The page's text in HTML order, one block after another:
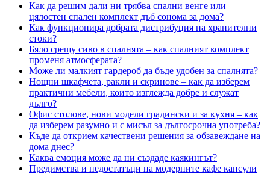
Как да решим дали ни трябва спални венге или
цялостен спален комплект дъб сонома за дома?
Как функционира добрата дистрибуция на хранителни
стоки?
Бяло срещу сиво в спалнята – как спалният комплект
променя атмосферата?
Може ли малкият гардероб да бъде удобен за спалнята?
Нощни шкафчета, ракли и скринове – как да изберем
практични мебели, които изглежда добре и служат
дълго?
Офис столове, нови модели градински и за кухня – как
да изберем разумно и с мисъл за дългосрочна употреба?
Къде да открием качествени решения за обзавеждане на
дома днес?
Каква емоция може да ни създаде каякингът?
Предимства и недостатъци на модерните кафе капсули